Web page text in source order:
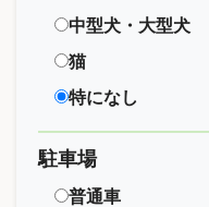
中型犬・大型犬
猫
特になし
駐車場
普通車